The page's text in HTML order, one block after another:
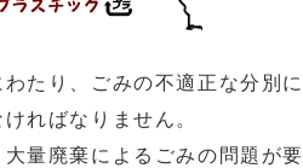
たり、ごみの不適正な分別に
ればなりません。
量廃棄によるごみの問題が要